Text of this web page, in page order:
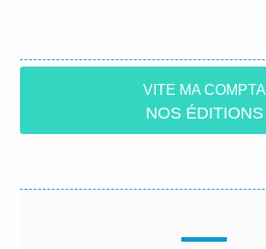
VITE MA COMPTA
NOS ÉDITIONS